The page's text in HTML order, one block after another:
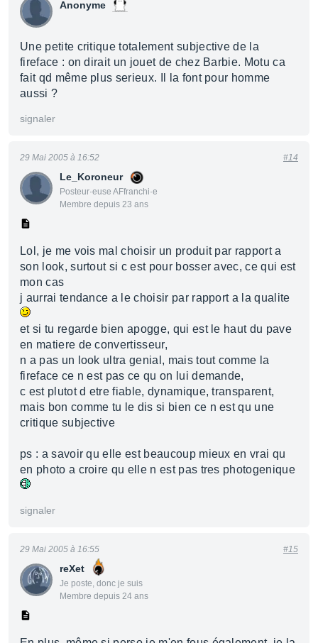
Anonyme
Une petite critique totalement subjective de la
fireface : on dirait un jouet de chez Barbie. Motu ca
fait qd même plus serieux. Il la font pour homme
aussi ?
signaler
Le_Koroneur
Posteur·euse AFfranchi·e
Membre depuis 23 ans
29 Mai 2005 à 16:52 #14
Lol, je me vois mal choisir un produit par rapport a
son look, surtout si c est pour bosser avec, ce qui est
mon cas
j aurrai tendance a le choisir par rapport a la qualite
et si tu regarde bien apogge, qui est le haut du pave
en matiere de convertisseur,
n a pas un look ultra genial, mais tout comme la
fireface ce n est pas ce qu on lui demande,
c est plutot d etre fiable, dynamique, transparent,
mais bon comme tu le dis si bien ce n est qu une
critique subjective
ps : a savoir qu elle est beaucoup mieux en vrai qu
en photo a croire qu elle n est pas tres photogenique
signaler
reXet
Je poste, donc je suis
Membre depuis 24 ans
29 Mai 2005 à 16:55 #15